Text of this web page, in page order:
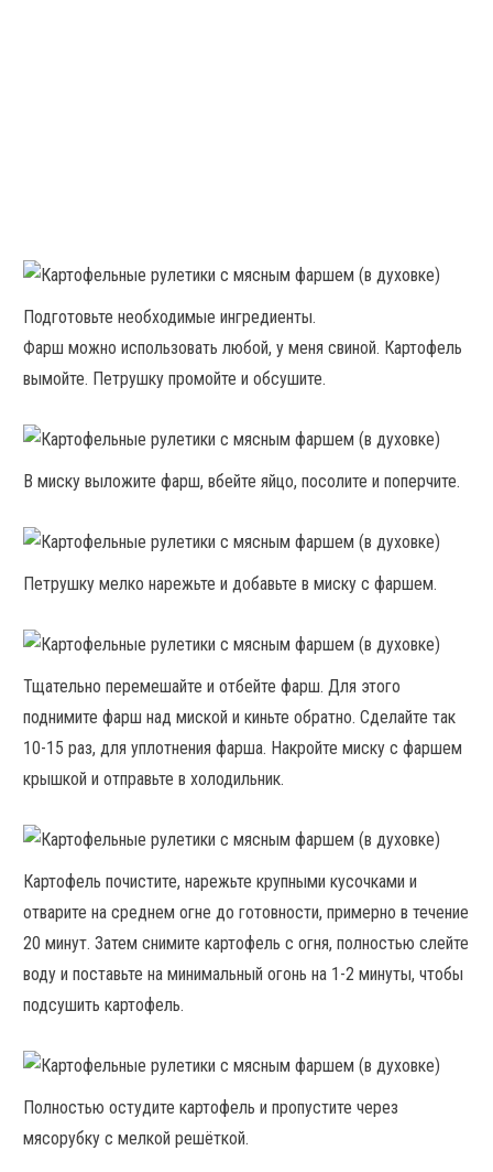
Подготовьте необходимые ингредиенты.
Фарш можно использовать любой, у меня свиной. Картофель
вымойте. Петрушку промойте и обсушите.
В миску выложите фарш, вбейте яйцо, посолите и поперчите.
Петрушку мелко нарежьте и добавьте в миску с фаршем.
Тщательно перемешайте и отбейте фарш. Для этого
поднимите фарш над миской и киньте обратно. Сделайте так
10-15 раз, для уплотнения фарша. Накройте миску с фаршем
крышкой и отправьте в холодильник.
Картофель почистите, нарежьте крупными кусочками и
отварите на среднем огне до готовности, примерно в течение
20 минут. Затем снимите картофель с огня, полностью слейте
воду и поставьте на минимальный огонь на 1-2 минуты, чтобы
подсушить картофель.
Полностью остудите картофель и пропустите через
мясорубку с мелкой решёткой.